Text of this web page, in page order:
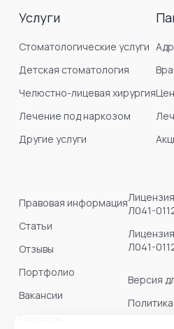
Услуги
Стоматологические услуги
Детская стоматология
Челюстно-лицевая хирургия
Лечение под наркозом
Другие услуги
Правовая информация
Статьи
Отзывы
Портфолио
Вакансии
Контакты
Л041-
Л041-
Версия